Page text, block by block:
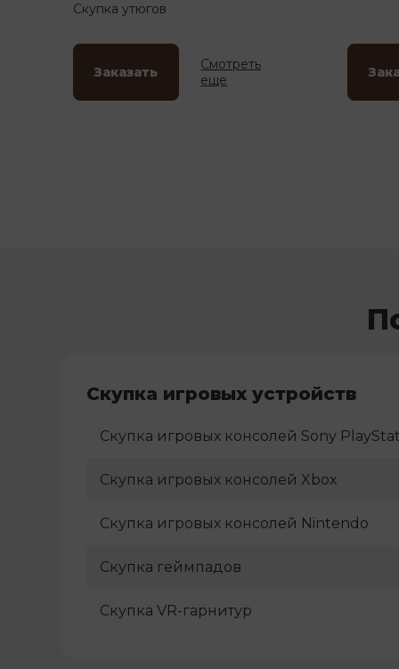
Скупка утюгов
Заказать
Смотреть
еще
Скупка игровых устройств
Скупка игровых консолей Sony
Скупка игровых консолей Xbox
Скупка игровых консолей Nintendo
Скупка геймпадов
Скупка VR-гарнитур